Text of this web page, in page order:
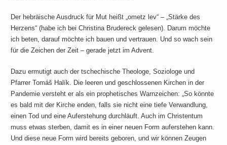
Der hebräische Ausdruck für Mut heißt „ometz lev“ – „Stärke des
Herzens“ (habe ich bei Christina Brudereck gelesen). Darum möchte
ich beten, darauf möchte ich bauen und vertrauen. Und so wach sein
für die Zeichen der Zeit – gerade jetzt im Advent.
Dazu ermutigt auch der tschechische Theologe, Soziologe und
Pfarrer Tomáš Halík. Die leeren und geschlossenen Kirchen in der
Pandemie versteht er als ein prophetisches Warnzeichen: „So könnte
es bald mit der Kirche enden, falls sie nicht eine tiefe Verwandlung,
einen Tod und eine Auferstehung durchläuft. Auch im Christentum
muss etwas sterben, damit es in einer neuen Form auferstehen kann.
Und diese neue Form wird bereits geboren, und wir können Zeugen